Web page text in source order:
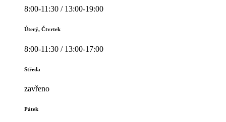
8:00-11:30 / 13:00-19:00
Úterý, Čtvrtek
8:00-11:30 / 13:00-17:00
Středa
zavřeno
Pátek